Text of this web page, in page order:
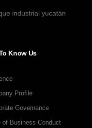
industrial yucatán
Know Us
Profile
Governance
of Business Conduct